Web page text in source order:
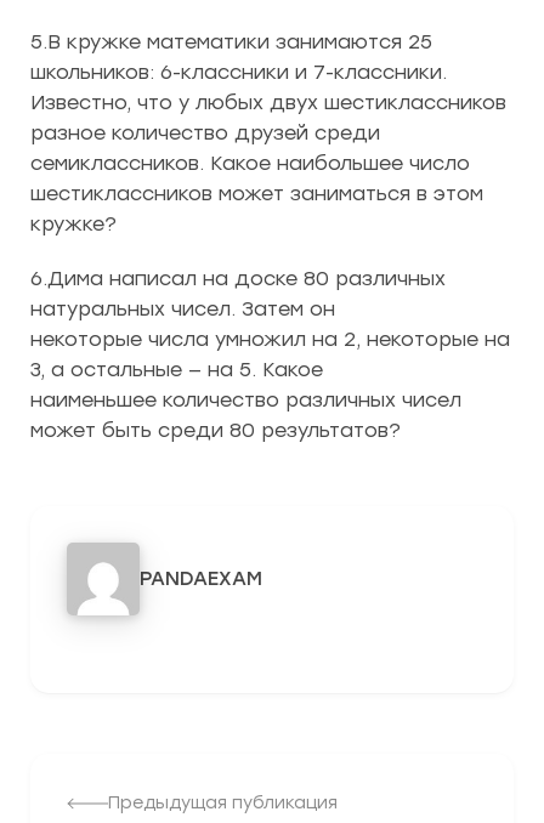
5.В кружке математики занимаются 25
школьников: 6-классники и 7-классники.
Известно, что у любых двух шестиклассников
разное количество друзей среди
семиклассников. Какое наибольшее число
шестиклассников может заниматься в этом
кружке?
6.Дима написал на доске 80 различных
натуральных чисел. Затем он
некоторые числа умножил на 2, некоторые на
3, а остальные — на 5. Какое
наименьшее количество различных чисел
может быть среди 80 результатов?
PANDAEXAM
Предыдущая публикация